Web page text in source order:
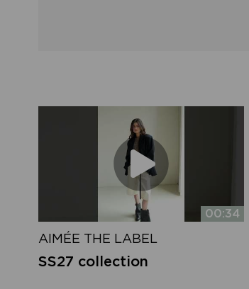
00:34
AIMÉE THE LABEL
SS27 collection